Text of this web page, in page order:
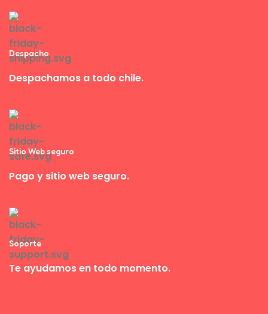
Despacho
Despachamos a todo chile.
Sitio Web seguro
Pago y sitio web seguro.
Soporte
Te ayudamos en todo momento.